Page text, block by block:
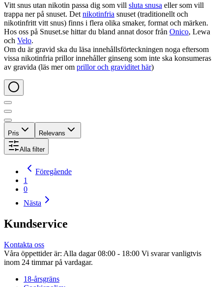
Vitt snus utan nikotin passa dig som vill sluta snusa eller som vill
trappa ner på snuset. Det nikotinfria snuset (traditionellt och
nikotinfritt vitt snus) finns i flera olika smaker, format och märken.
Hos oss på Snuset.se hittar du bland annat dosor från Onico, Lewa
och Velo.
Om du är gravid ska du läsa innehållsförteckningen noga eftersom
vissa nikotinfria prillor innehåller ginseng som inte ska konsumeras
av gravida (läs mer om prillor och graviditet här)
Pris Relevans
Alla filter
Föregående
1
0
Nästa
Kundservice
Kontakta oss
Våra öppettider är: Alla dagar 08:00 - 18:00 Vi svarar vanligtvis
inom 24 timmar på vardagar.
18-årsgräns